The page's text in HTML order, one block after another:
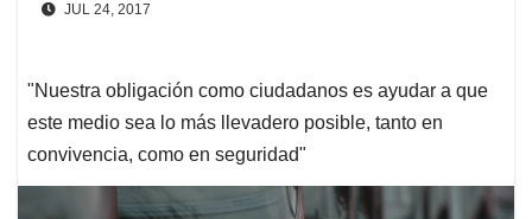
JUL 24, 2017
"Nuestra obligación como ciudadanos es ayudar a que
este medio sea lo más llevadero posible, tanto en
convivencia, como en seguridad"